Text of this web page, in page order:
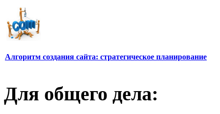
Алгоритм создания сайта: стратегическое планирование
Для общего дела: